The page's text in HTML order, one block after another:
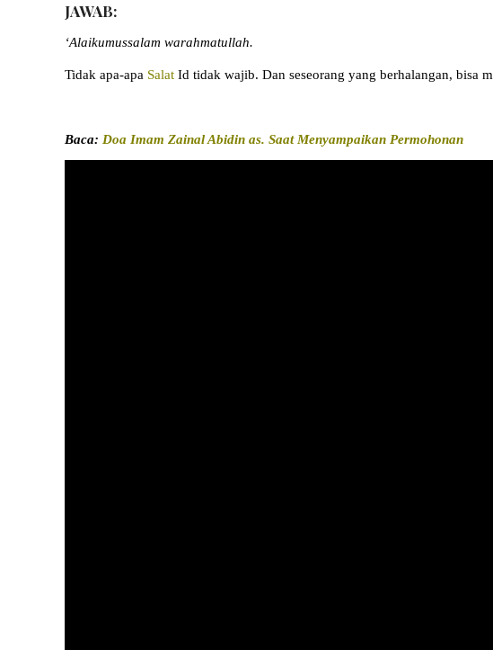
JAWAB:
‘Alaikumussalam warahmatullah.
Tidak apa-apa Salat Id tidak wajib. Dan seseorang yang berhalangan, bisa
Baca: Doa Imam Zainal Abidin as. Saat Menyampaikan Permohonan